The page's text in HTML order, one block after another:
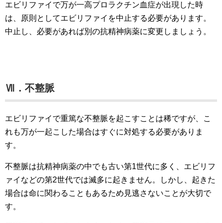
エビリファイで万が一高プロラクチン血症が出現した時
は、原則としてエビリファイを中止する必要があります。
中止し、必要があれば別の抗精神病薬に変更しましょう。
Ⅶ．不整脈
エビリファイで重篤な不整脈を起こすことは稀ですが、こ
れも万が一起こした場合はすぐに対処する必要がありま
す。
不整脈は抗精神病薬の中でも古い第1世代に多く、エビリフ
ァイなどの第2世代では滅多に起きません。しかし、起きた
場合は命に関わることもあるため見逃さないことが大切で
す。